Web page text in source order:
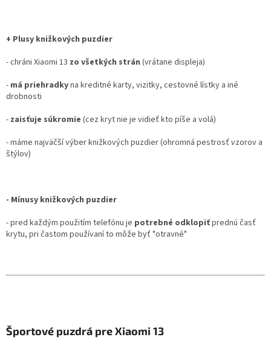
+ Plusy knižkových puzdier
- chráni Xiaomi 13 zo všetkých strán (vrátane displeja)
- má priehradkyna kreditné karty, vizitky, cestovné lístky a iné
drobnosti
- zaisťuje súkromie (cez kryt nie je vidieť kto píše a volá)
- máme najväčší výber knižkových puzdier (ohromná pestrosť vzorov a
štýlov)
- Mínusy knižkových puzdier
- pred každým použitím telefónu je potrebné odklopiťprednú časť
krytu, pri častom používaní to môže byť "otravné"
Športové puzdrá pre Xiaomi 13